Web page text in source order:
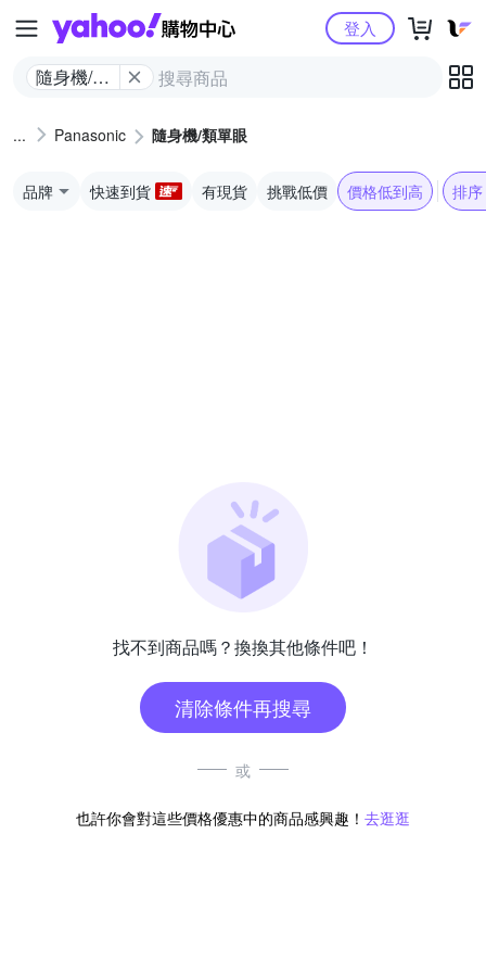
Yahoo購物中心
隨身機/類
登入
Panasonic 隨身機/類單眼
品牌 快速到貨 有現貨 挑戰低價 價格低到高 排序
找不到商品嗎？換換其他條件吧！
清除條件再搜尋
或
也許你會對這些價格優惠中的商品感興趣！ 去逛逛